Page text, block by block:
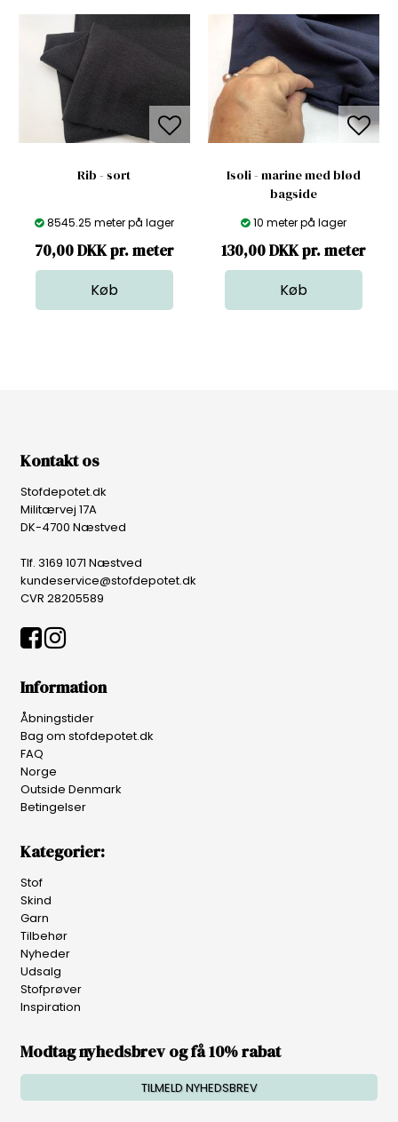
Rib - sort
8545.25 meter på lager
70,00 DKK pr. meter
Isoli - marine med blød
bagside
10 meter på lager
130,00 DKK pr. meter
Kontakt os
Stofdepotet.dk
Militærvej 17A
DK-4700 Næstved
Tlf. 3169 1071 Næstved
kundeservice@stofdepotet.dk
CVR 28205589
Information
Åbningstider
Bag om stofdepotet.dk
FAQ
Norge
Outside Denmark
Betingelser
Kategorier:
Stof
Skind
Garn
Tilbehør
Nyheder
Udsalg
Stofprøver
Inspiration
Modtag nyhedsbrev og få 10% rabat
TILMELD NYHEDSBREV